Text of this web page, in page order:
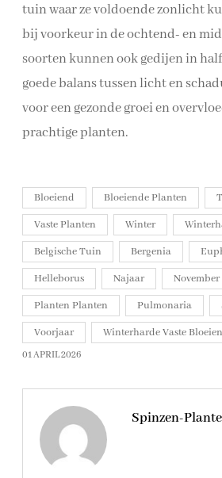
tuin waar ze voldoende zonlicht
bij voorkeur in de ochtend- en
soorten kunnen ook gedijen in
goede balans tussen licht en
voor een gezonde groei en
prachtige planten.
Bloeiend Bloeiende Planten
Vaste Planten
Winter
Belgische Tuin
Bergenia
Helleborus
Najaar November
Planten Planten
Pulmonaria
Voorjaar
Winterharde Vaste
01 APRIL 2026
Spinzen-